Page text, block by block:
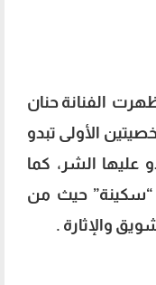
15 حلقة، وظهرت الفنانة حنان
الأولى تبدو
عليها الشر، كما
“سكينة” حيث من
والإثارة .